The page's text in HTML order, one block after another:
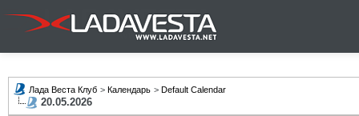
Лада Веста Клуб > Календарь > Default Calendar
20.05.2026